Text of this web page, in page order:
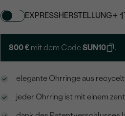
EXPRESSHERSTELLUNG+
800 € mit dem CodeSUN10 .
elegante Ohrringe aus
jeder Ohrring ist mit einem